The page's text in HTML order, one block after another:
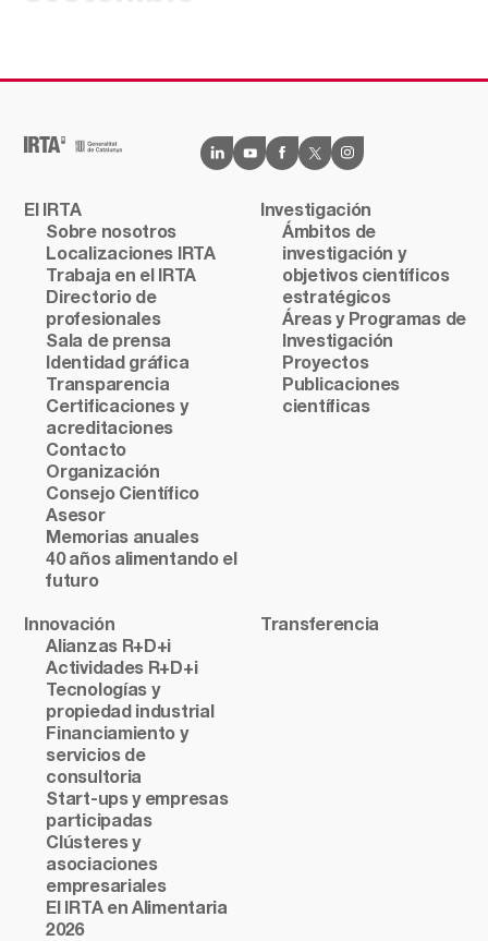
El IRTA
Sobre nosotros
Localizaciones IRTA
Trabaja en el IRTA
Directorio de
profesionales
Sala de prensa
Identidad gráfica
Transparencia
Certificaciones y
acreditaciones
Contacto
Organización
Consejo Científico
Asesor
Memorias anuales
40 años alimentando el
futuro
Investigación
Ámbitos de
investigación y
objetivos científicos
estratégicos
Áreas y Programas de
Investigación
Proyectos
Publicaciones
científicas
Innovación
Alianzas R+D+i
Actividades R+D+i
Tecnologías y
propiedad industrial
Financiamiento y
servicios de
consultoria
Start-ups y empresas
participadas
Clústeres y
asociaciones
empresariales
El IRTA en Alimentaria
2026
Transferencia